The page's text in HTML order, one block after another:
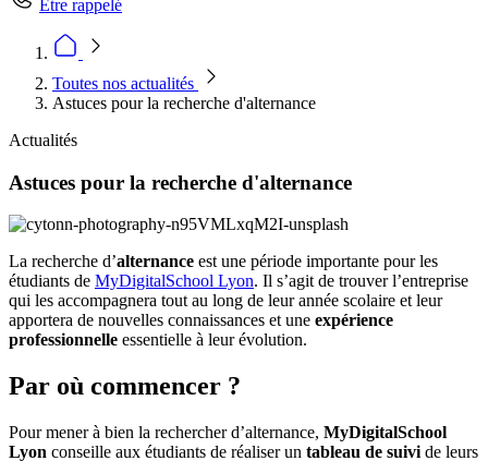
Être rappelé
Toutes nos actualités
Astuces pour la recherche d'alternance
Actualités
Astuces pour la recherche d'alternance
La recherche d’alternance est une période importante pour les
étudiants de MyDigitalSchool Lyon. Il s’agit de trouver l’entreprise
qui les accompagnera tout au long de leur année scolaire et leur
apportera de nouvelles connaissances et une expérience
professionnelle essentielle à leur évolution.
Par où commencer ?
Pour mener à bien la rechercher d’alternance, MyDigitalSchool
Lyon conseille aux étudiants de réaliser un tableau de suivi de leurs